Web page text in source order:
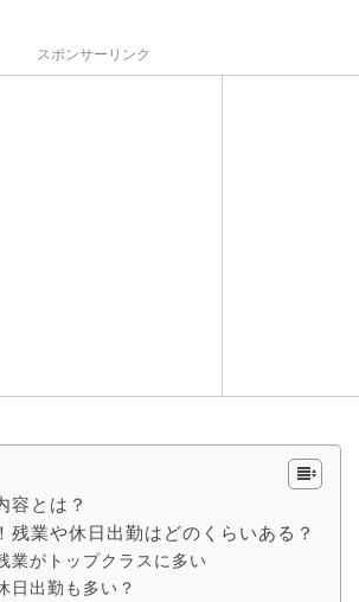
スポンサーリンク
容とは？
残業や休日出勤はどのくらいある？
業がトップクラスに多い
日出勤も多い？